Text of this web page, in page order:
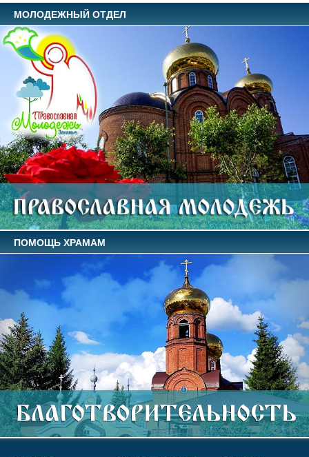
МОЛОДЕЖНЫЙ ОТДЕЛ
ПОМОЩЬ ХРАМАМ